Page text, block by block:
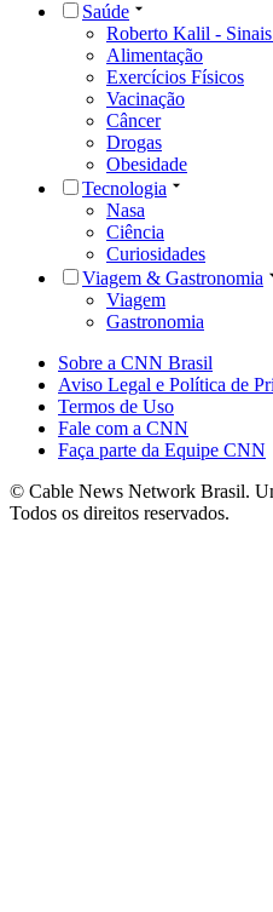
Saúde
Roberto Kalil -
Alimentação
Exercícios Físicos
Vacinação
Câncer
Drogas
Obesidade
Tecnologia
Nasa
Ciência
Curiosidades
Viagem & Gastronomia
Viagem
Gastronomia
Sobre a CNN Brasil
Aviso Legal e Política de
Termos de Uso
Fale com a CNN
Faça parte da Equipe CNN
© Cable News Network Brasil.
Todos os direitos reservados.